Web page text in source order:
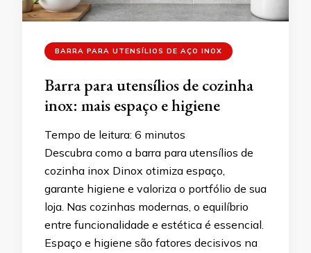
BARRA PARA UTENSÍLIOS DE AÇO INOX
Barra para utensílios de cozinha
inox: mais espaço e higiene
Tempo de leitura: 6 minutos
Descubra como a barra para utensílios de
cozinha inox Dinox otimiza espaço,
garante higiene e valoriza o portfólio de sua
loja. Nas cozinhas modernas, o equilíbrio
entre funcionalidade e estética é essencial.
Espaço e higiene são fatores decisivos na